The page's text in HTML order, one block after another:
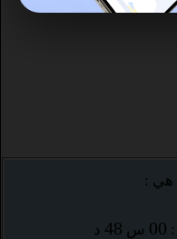
هي :
00 س 48 د